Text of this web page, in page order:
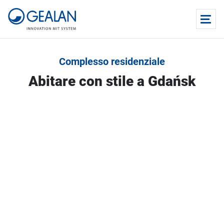
Complesso residenziale
Abitare con stile a Gdańsk